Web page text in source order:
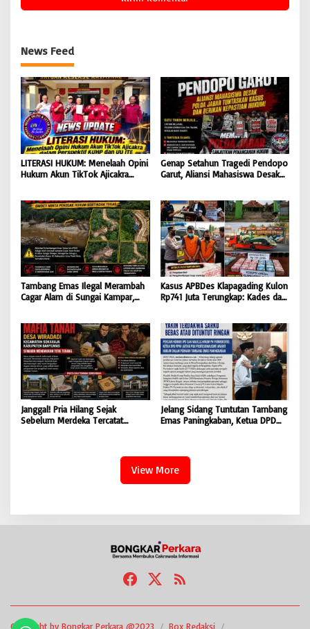
News Feed
LITERASI HUKUM: Menelaah Opini
Hukum Akun TikTok Ajicakra
Genap Setahun Tragedi Pendopo
Garut, Aliansi Mahasiswa Desak
Tambang Emas Ilegal Merambah
Cagar Alam di Sungai Kampar,
Kasus APBDes Klapagading Kulon
Rp741 Juta Terungkap: Kades dan
Janggal! Pria Hilang Sejak
Sebelum Merdeka Tercatat
Jelang Sidang Tuntutan Tambang
Emas Paningkaban, Ketua DPD
Terdakwa Sarko Bebas atau
Dituntut Ringan
View More
Copyright by Bongkar Perkara @2023 Box Redaksi